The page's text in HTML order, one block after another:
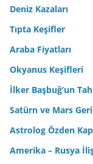
Deniz Kazaları
Tıpta Keşifler
Araba Fiyatları
Okyanus Keşifleri
İlker Başbuğ’un
Satürn ve Mars
Astrolog Özden
Amerika – Rusya